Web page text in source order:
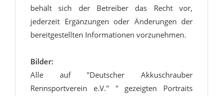
behält sich der Betreiber das Recht vor,
jederzeit Ergänzungen oder Änderungen der
bereitgestellten Informationen vorzunehmen.
Bilder:
Alle auf "Deutscher Akkuschrauber
Rennsportverein e.V." " gezeigten Portraits